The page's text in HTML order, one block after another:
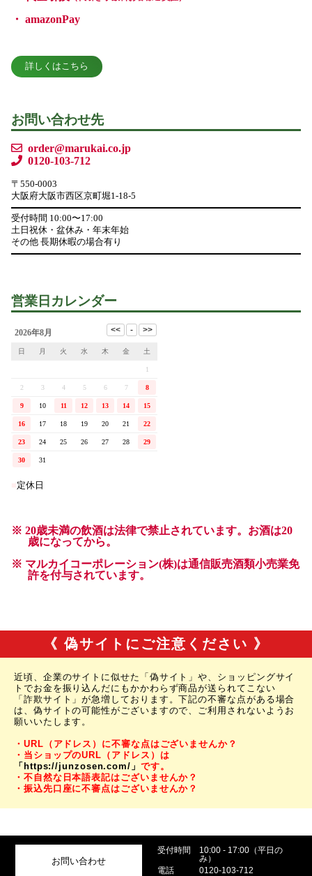
《 偽サイトにご注意ください 》
近頃、企業のサイトに似せた「偽サイト」や、ショッピングサイ
トでお金を振り込んだにもかかわらず商品が送られてこない
「詐欺サイト」が急増しております。下記の不審な点がある場合
は、偽サイトの可能性がございますので、ご利用されないようお
願いいたします。
・URL（アドレス）に不審な点はございませんか？
・当ショップのURL（アドレス）は
「https://junzosen.com/」 です。
・不自然な日本語表記はございませんか？
・振込先口座に不審点はございませんか？
お問い合わせ
受付時間
10:00 - 17:00（平日の
み）
電話
0120-103-712